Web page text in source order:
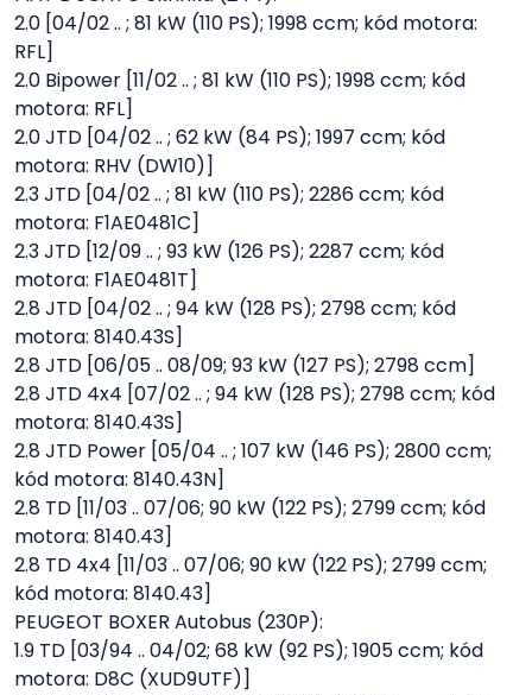
2.0 [04/02 .. ; 81 kW (110 PS); 1998 ccm; kód motora:
RFL]
2.0 Bipower [11/02 .. ; 81 kW (110 PS); 1998 ccm; kód
motora: RFL]
2.0 JTD [04/02 .. ; 62 kW (84 PS); 1997 ccm; kód
motora: RHV (DW10)]
2.3 JTD [04/02 .. ; 81 kW (110 PS); 2286 ccm; kód
motora: F1AE0481C]
2.3 JTD [12/09 .. ; 93 kW (126 PS); 2287 ccm; kód
motora: F1AE0481T]
2.8 JTD [04/02 .. ; 94 kW (128 PS); 2798 ccm; kód
motora: 8140.43S]
2.8 JTD [06/05 .. 08/09; 93 kW (127 PS); 2798 ccm]
2.8 JTD 4x4 [07/02 .. ; 94 kW (128 PS); 2798 ccm; kód
motora: 8140.43S]
2.8 JTD Power [05/04 .. ; 107 kW (146 PS); 2800 ccm;
kód motora: 8140.43N]
2.8 TD [11/03 .. 07/06; 90 kW (122 PS); 2799 ccm; kód
motora: 8140.43]
2.8 TD 4x4 [11/03 .. 07/06; 90 kW (122 PS); 2799 ccm;
kód motora: 8140.43]
PEUGEOT BOXER Autobus (230P):
1.9 TD [03/94 .. 04/02; 68 kW (92 PS); 1905 ccm; kód
motora: D8C (XUD9UTF)]